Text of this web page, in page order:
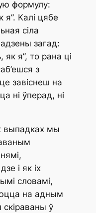
формулу:
я”. Калі цябе
сіла
загад:
як я”, то рана ці
з
завіснеш на
ні ўперад, ні
выпадках мы
і як іх
словамі,
на адным
скіраваны ў